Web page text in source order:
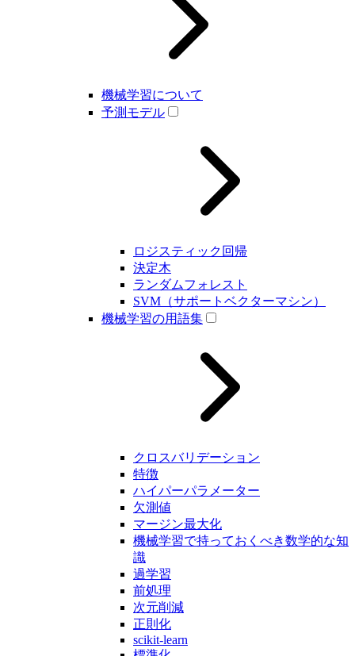
機械学習について
予測モデル
ロジスティック回帰
決定木
ランダムフォレスト
SVM（サポートベクターマシン）
機械学習の用語集
クロスバリデーション
特徴
ハイパーパラメーター
欠測値
マージン最大化
機械学習で持っておくべき数学的な知
識
過学習
前処理
次元削減
正則化
scikit-learn